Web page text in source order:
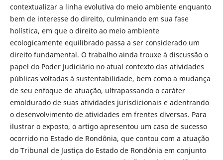
contextualizar a linha evolutiva do meio ambiente enquanto
bem de interesse do direito, culminando em sua fase
holística, em que o direito ao meio ambiente
ecologicamente equilibrado passa a ser considerado um
direito fundamental. O trabalho ainda trouxe à discussão o
papel do Poder Judiciário no atual contexto das atividades
públicas voltadas à sustentabilidade, bem como a mudança
de seu enfoque de atuação, ultrapassando o caráter
emoldurado de suas atividades jurisdicionais e adentrando
o desenvolvimento de atividades em frentes diversas. Para
ilustrar o exposto, o artigo apresentou um caso de sucesso
ocorrido no Estado de Rondônia, que contou com a atuação
do Tribunal de Justiça do Estado de Rondônia em conjunto